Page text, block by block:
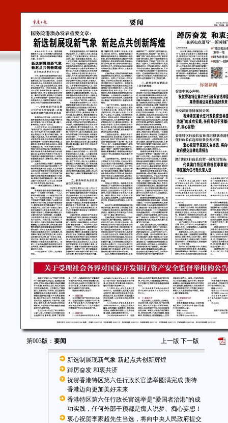
第003版： 要闻 上一版 下一版
新选制展现新气象 新起点共创新辉煌
踔厉奋发 和衷共济
祝贺香港特区第六任行政长官选举圆满完成 期待
香港迈向更加美好未来
香港特区第六任行政长官选举是“爱国者治港”的成
功实践，任何外部干预都是痴人说梦、痴心妄想！
衷心祝贺李家超先生当选，将向中央人民政府提交